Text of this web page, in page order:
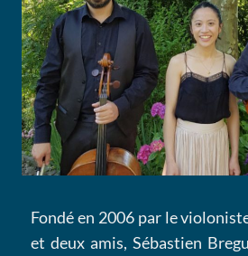
Fondé en 2006 par le
et deux amis, Sébastien